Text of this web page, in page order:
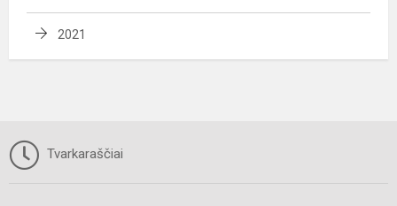
2021
Tvarkaraščiai